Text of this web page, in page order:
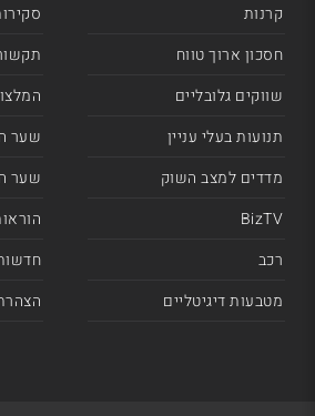
קרנות
חסכון ארוך טווח
שווקים גלובליים
תנועות בעלי עניין
מדדים למצב השוק
BizTV
רכב
מטבעות דיגיטליים
שער
שער